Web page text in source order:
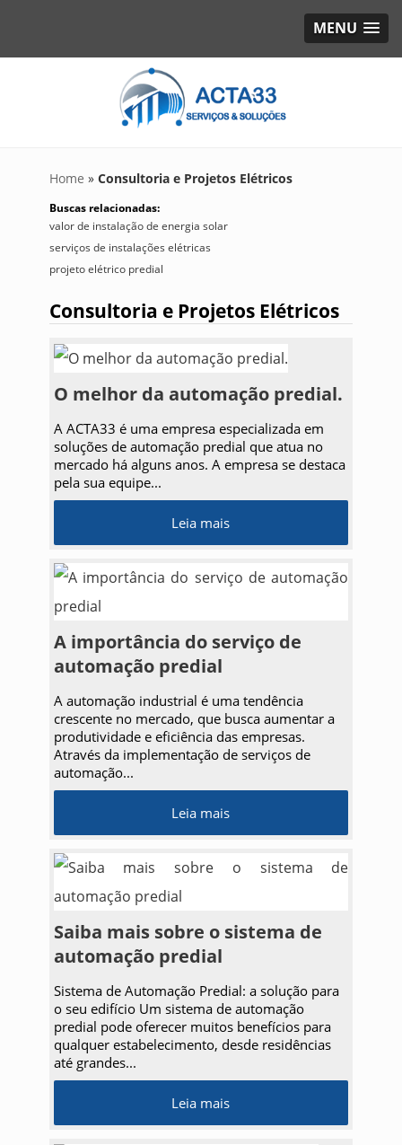
MENU
Home » Consultoria e Projetos Elétricos
Buscas relacionadas:
valor de instalação de energia solar
serviços de instalações elétricas
projeto elétrico predial
Consultoria e Projetos Elétricos
O melhor da automação predial.
A ACTA33 é uma empresa especializada em
soluções de automação predial que atua no
mercado há alguns anos. A empresa se destaca
pela sua equipe...
Leia mais
A importância do serviço de
automação predial
A automação industrial é uma tendência
crescente no mercado, que busca aumentar a
produtividade e eficiência das empresas.
Através da implementação de serviços de
automação...
Leia mais
Saiba mais sobre o sistema de
automação predial
Sistema de Automação Predial: a solução para
o seu edifício Um sistema de automação
predial pode oferecer muitos benefícios para
qualquer estabelecimento, desde residências
até grandes...
Leia mais